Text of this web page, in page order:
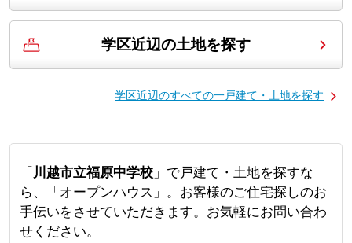
学区近辺の土地を探す
学区近辺のすべての一戸建て・土地を探す
「 川越市立福原中学校」で戸建て・土地を探すな
ら、「オープンハウス」。お客様のご住宅探しのお
手伝いをさせていただきます。お気軽にお問い合わ
せください。